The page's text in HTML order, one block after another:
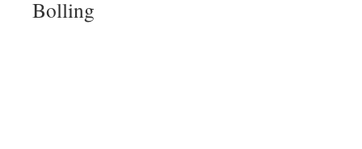
Bolling